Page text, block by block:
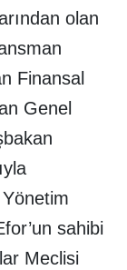
olan
Finansal
Genel
sahibi
Meclisi